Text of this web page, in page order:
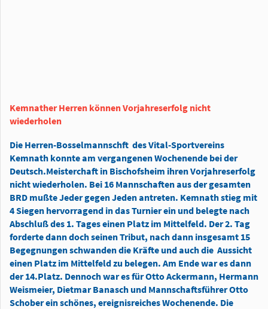
Kemnather Herren können Vorjahreserfolg nicht
wiederholen
Die Herren-Bosselmannschft des Vital-Sportvereins
Kemnath konnte am vergangenen Wochenende bei der
Deutsch.Meisterchaft in Bischofsheim ihren Vorjahreserfolg
nicht wiederholen. Bei 16 Mannschaften aus der gesamten
BRD mußte Jeder gegen Jeden antreten. Kemnath stieg mit
4 Siegen hervorragend in das Turnier ein und belegte nach
Abschluß des 1. Tages einen Platz im Mittelfeld. Der 2. Tag
forderte dann doch seinen Tribut, nach dann insgesamt 15
Begegnungen schwanden die Kräfte und auch die Aussicht
einen Platz im Mittelfeld zu belegen. Am Ende war es dann
der 14.Platz. Dennoch war es für Otto Ackermann, Hermann
Weismeier, Dietmar Banasch und Mannschaftsführer Otto
Schober ein schönes, ereignisreiches Wochenende. Die